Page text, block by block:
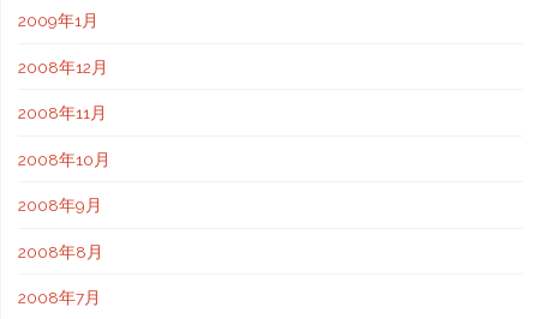
2009年1月
2008年12月
2008年11月
2008年10月
2008年9月
2008年8月
2008年7月